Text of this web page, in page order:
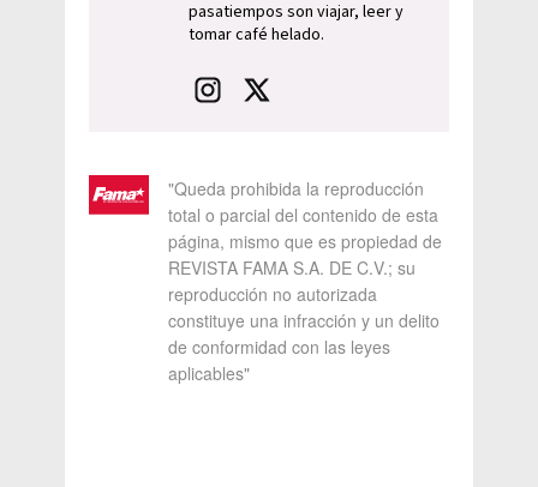
pasatiempos son viajar, leer y
tomar café helado.
"Queda prohibida la reproducción
total o parcial del contenido de esta
página, mismo que es propiedad de
REVISTA FAMA S.A. DE C.V.; su
reproducción no autorizada
constituye una infracción y un delito
de conformidad con las leyes
aplicables"